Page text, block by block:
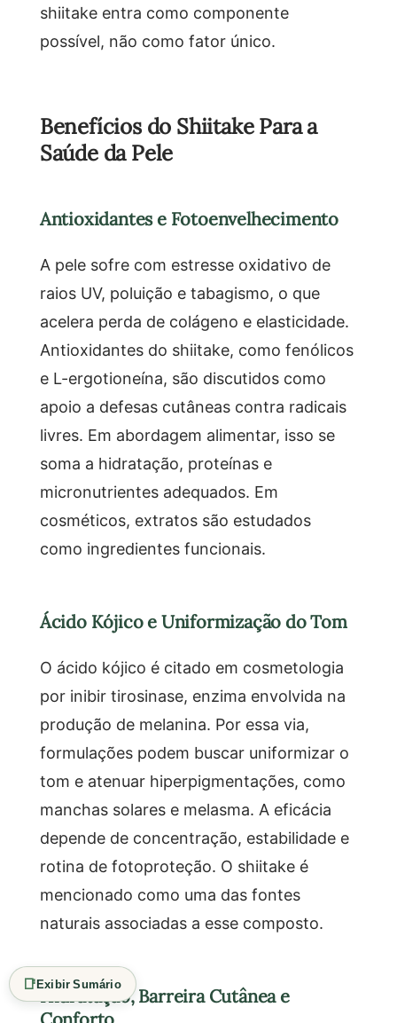
shiitake entra como componente
possível, não como fator único.
Benefícios do Shiitake Para a
Saúde da Pele
Antioxidantes e Fotoenvelhecimento
A pele sofre com estresse oxidativo de
raios UV, poluição e tabagismo, o que
acelera perda de colágeno e elasticidade.
Antioxidantes do shiitake, como fenólicos
e L-ergotioneína, são discutidos como
apoio a defesas cutâneas contra radicais
livres. Em abordagem alimentar, isso se
soma a hidratação, proteínas e
micronutrientes adequados. Em
cosméticos, extratos são estudados
como ingredientes funcionais.
Ácido Kójico e Uniformização do Tom
O ácido kójico é citado em cosmetologia
por inibir tirosinase, enzima envolvida na
produção de melanina. Por essa via,
formulações podem buscar uniformizar o
tom e atenuar hiperpigmentações, como
manchas solares e melasma. A eficácia
depende de concentração, estabilidade e
rotina de fotoproteção. O shiitake é
mencionado como uma das fontes
naturais associadas a esse composto.
Hidratação, Barreira Cutânea e
📑Exibir Sumário